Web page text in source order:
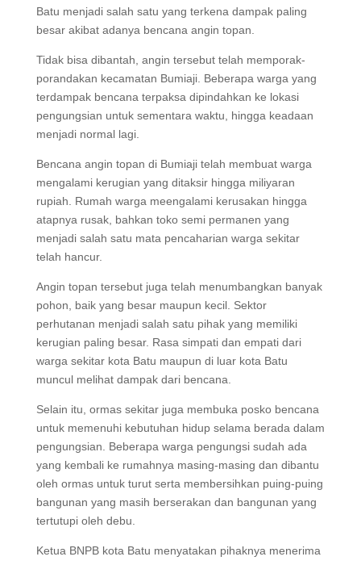
Batu menjadi salah satu yang terkena dampak paling
besar akibat adanya bencana angin topan.
Tidak bisa dibantah, angin tersebut telah memporak-
porandakan kecamatan Bumiaji. Beberapa warga yang
terdampak bencana terpaksa dipindahkan ke lokasi
pengungsian untuk sementara waktu, hingga keadaan
menjadi normal lagi.
Bencana angin topan di Bumiaji telah membuat warga
mengalami kerugian yang ditaksir hingga miliyaran
rupiah. Rumah warga meengalami kerusakan hingga
atapnya rusak, bahkan toko semi permanen yang
menjadi salah satu mata pencaharian warga sekitar
telah hancur.
Angin topan tersebut juga telah menumbangkan banyak
pohon, baik yang besar maupun kecil. Sektor
perhutanan menjadi salah satu pihak yang memiliki
kerugian paling besar. Rasa simpati dan empati dari
warga sekitar kota Batu maupun di luar kota Batu
muncul melihat dampak dari bencana.
Selain itu, ormas sekitar juga membuka posko bencana
untuk memenuhi kebutuhan hidup selama berada dalam
pengungsian. Beberapa warga pengungsi sudah ada
yang kembali ke rumahnya masing-masing dan dibantu
oleh ormas untuk turut serta membersihkan puing-puing
bangunan yang masih berserakan dan bangunan yang
tertutupi oleh debu.
Ketua BNPB kota Batu menyatakan pihaknya menerima